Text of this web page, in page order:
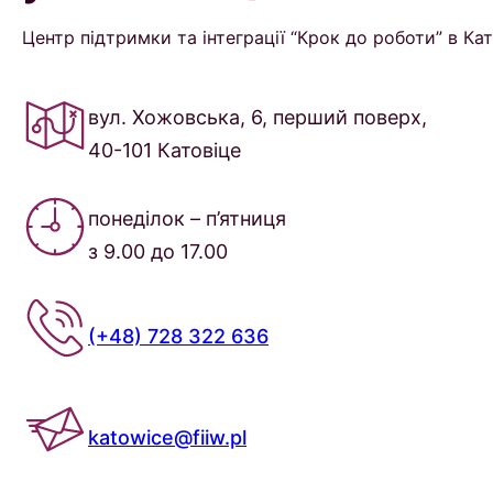
Центр підтримки та інтеграції “Крок до роботи” в
вул. Хожовська, 6, перший поверх,
40-101 Катовіце
понеділок – п’ятниця
з 9.00 до 17.00
(+48) 728 322 636
katowice@fiiw.pl